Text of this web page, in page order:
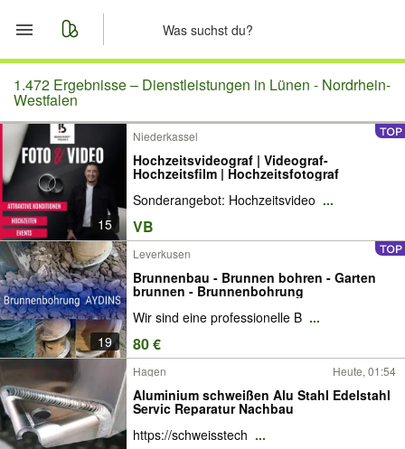
Start
Merkliste
Nachrichten
Anzeige aufgeben
1.472 Ergebnisse – Dienstleistungen in Lünen - Nordrhein-
Westfalen
15
Niederkassel
Hochzeitsvideograf | Videograf-
Hochzeitsfilm | Hochzeitsfotograf
Sonderangebot: Hochzeitsvideo ...
VB
19
Leverkusen
Brunnenbau - Brunnen bohren - Garten
brunnen - Brunnenbohrung
Wir sind eine professionelle B ...
80 €
Hagen Heute, 01:54
Aluminium schweißen Alu Stahl Edelstahl
Servic Reparatur Nachbau
https://schweisstech ...